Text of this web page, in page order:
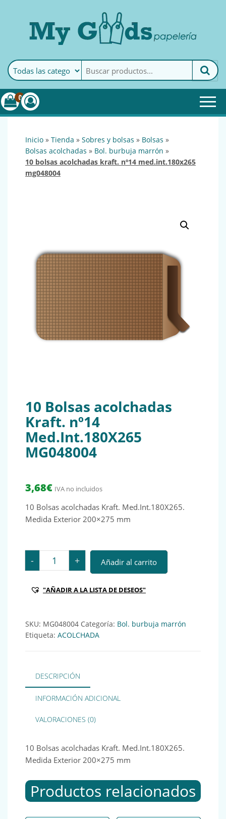
MyGoods · PapeleríaMy Goods es tu papelería
online de confianza. Podrás
encontrar todo lo necesario
0
inicio » tienda » sobres y bolsas » bolsas »
bolsas acolchadas » bol. burbuja marrón »
10 bolsas acolchadas kraft. nº14 med.int.180x265
mg048004
10 Bolsas acolchadas
Kraft. nº14
Med.Int.180X265
MG048004
3,68€ IVA no incluidos
10 Bolsas acolchadas Kraft. Med.Int.180X265.
Medida Exterior 200×275 mm
- 10 Bolsas acolchadas Kraft. nº14 Med.Int.180X265
+ Añadir al carrito
"AÑADIR A LA LISTA DE DESEOS"
SKU: MG048004 Categoría: Bol. burbuja marrón
Etiqueta: ACOLCHADA
DESCRIPCIÓN
INFORMACIÓN ADICIONAL
VALORACIONES (0)
10 Bolsas acolchadas Kraft. Med.Int.180X265.
Medida Exterior 200×275 mm
Productos relacionados